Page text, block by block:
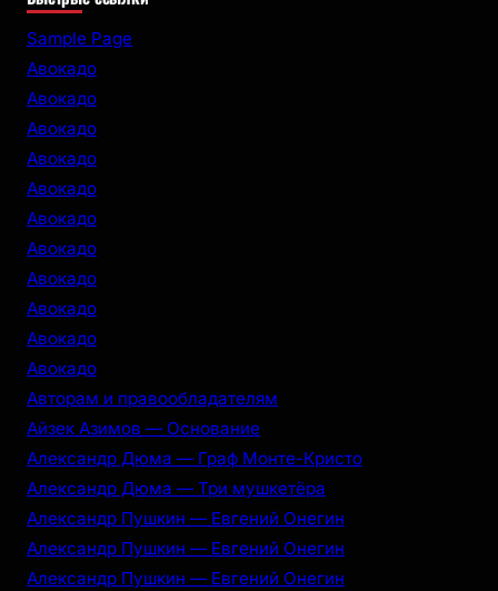
r
Sample Page
Авокадо
Авокадо
Авокадо
Авокадо
Авокадо
Авокадо
Авокадо
Авокадо
Авокадо
Авокадо
Авокадо
Авторам и правообладателям
Айзек Азимов — Основание
Александр Дюма — Граф Монте-Кристо
Александр Дюма — Три мушкетёра
Александр Пушкин — Евгений Онегин
Александр Пушкин — Евгений Онегин
Александр Пушкин — Евгений Онегин